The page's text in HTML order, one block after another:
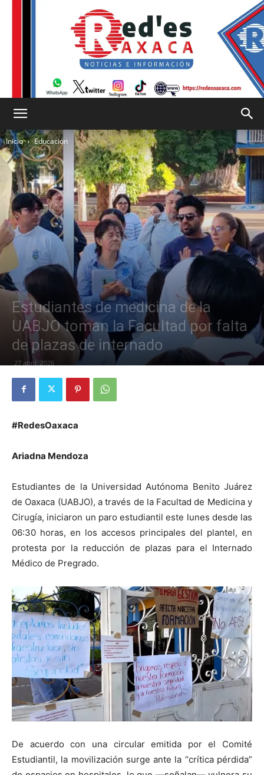
es
Oaxaca
Inicio Educación
Estudiantes de medicina de la
UABJO toman la Facultad por falta
de plazas de internado
27 abril, 2026
#RedesOaxaca
Ariadna Mendoza
Estudiantes de la Universidad Autónoma Benito Juárez
de Oaxaca (UABJO), a través de la Facultad de Medicina y
Cirugía, iniciaron un paro estudiantil este lunes desde las
06:30 horas, en los accesos principales del plantel, en
protesta por la reducción de plazas para el Internado
Médico de Pregrado.
De acuerdo con una circular emitida por el Comité
Estudiantil, la movilización surge ante la “crítica pérdida”